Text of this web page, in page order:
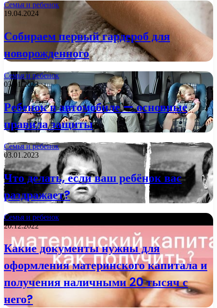
Семья и ребенок
19.04.2024
Собираем первый гардероб для
новорожденного
Семья и ребенок
03.01.2023
Ребенок в автомобиле — основные
правила защиты
Семья и ребенок
03.01.2023
Что делать, если ваш ребёнок вас
раздражает?
Семья и ребенок
20.12.2022
Какие документы нужны для
оформления материнского капитала и
получения наличными 20 тысяч с
него?